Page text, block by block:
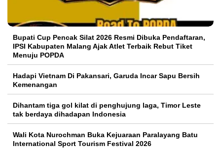
Bupati Cup Pencak Silat 2026 Resmi Dibuka Pendaftaran,
IPSI Kabupaten Malang Ajak Atlet Terbaik Rebut Tiket
Menuju POPDA
Hadapi Vietnam Di Pakansari, Garuda Incar Sapu Bersih
Kemenangan
Dihantam tiga gol kilat di penghujung laga, Timor Leste
tak berdaya dihadapan Indonesia
Wali Kota Nurochman Buka Kejuaraan Paralayang Batu
International Sport Tourism Festival 2026